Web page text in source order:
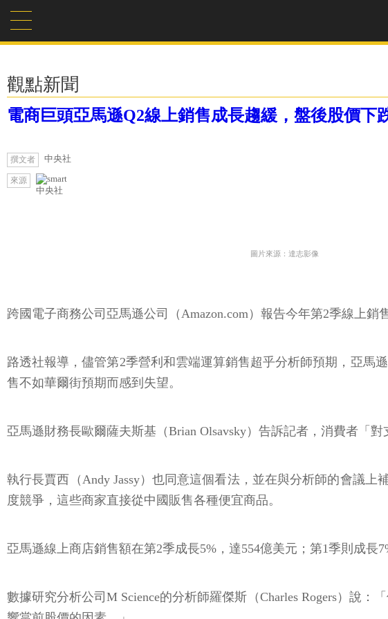
觀點新聞
電商巨頭亞馬遜Q2線上銷售成長趨緩，盤後股價下
撰文者 中央社
來源
中央社
圖片來源：達志影像
跨國電子商務公司亞馬遜公司（Amazon.com）報告今年第2季線上
路透社報導，儘管第2季營利和雲端運算銷售超乎分析師預期，亞馬
售不如華爾街預期而感到失望。
亞馬遜財務長歐爾薩夫斯基（Brian Olsavsky）告訴記者，消費者「
執行長賈西（Andy Jassy）也同意這個看法，並在與分析師的會議
度競爭，這些商家直接從中國販售各種便宜商品。
亞馬遜線上商店銷售額在第2季成長5%，達554億美元；第1季則成長
數據研究分析公司M Science的分析師羅傑斯（Charles Rogers）說